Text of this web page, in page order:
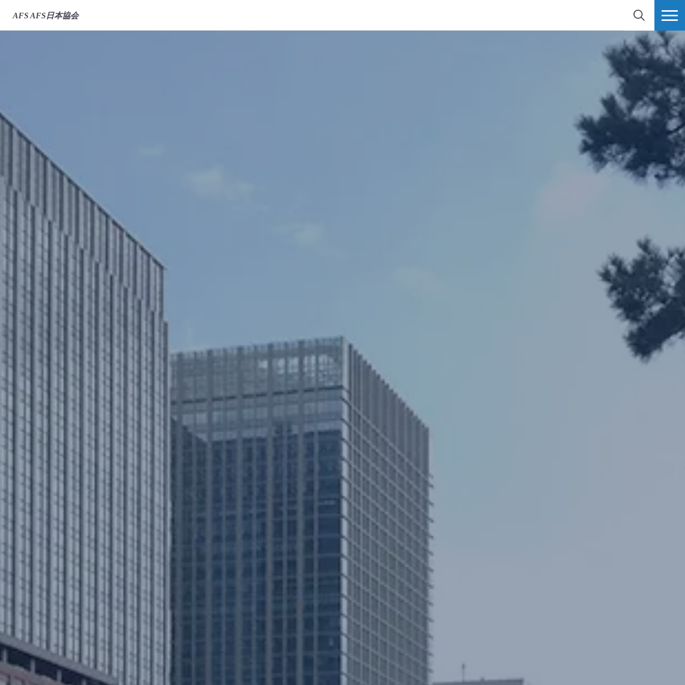
AFS AFS日本協会
検索 MORE